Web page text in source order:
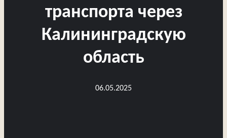
транспорта через
Калининградскую
область
06.05.2025